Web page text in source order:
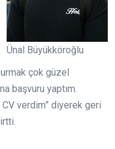
Ünal Büyükköroğlu
çok güzel
başvuru yaptım.
CV verdim” diyerek geri